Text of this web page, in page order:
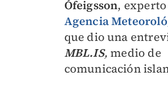
Ófeigsson,
Agencia
que dio una
MBL.IS, medio de
comunicación